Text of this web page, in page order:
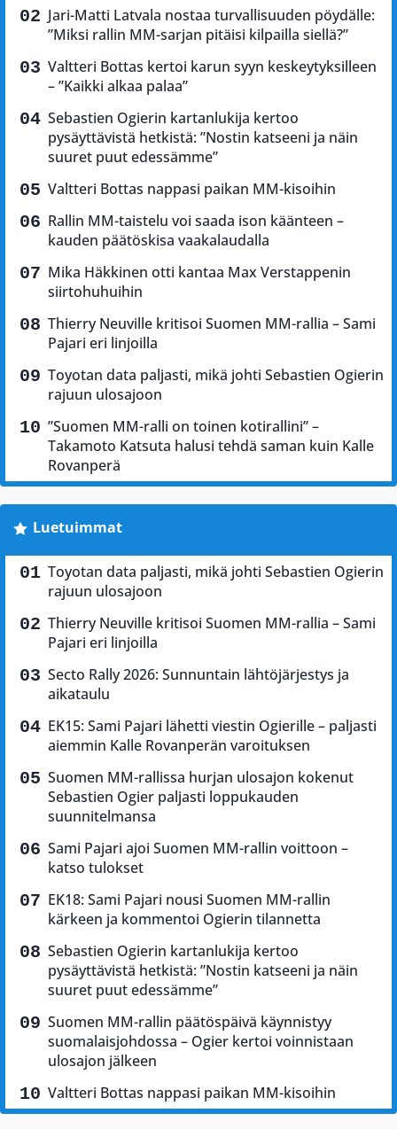
Jari-Matti Latvala nostaa turvallisuuden pöydälle:
”Miksi rallin MM-sarjan pitäisi kilpailla siellä?”
Valtteri Bottas kertoi karun syyn keskeytyksilleen
– ”Kaikki alkaa palaa”
Sebastien Ogierin kartanlukija kertoo
pysäyttävistä hetkistä: ”Nostin katseeni ja näin
suuret puut edessämme”
Valtteri Bottas nappasi paikan MM-kisoihin
Rallin MM-taistelu voi saada ison käänteen –
kauden päätöskisa vaakalaudalla
Mika Häkkinen otti kantaa Max Verstappenin
siirtohuhuihin
Thierry Neuville kritisoi Suomen MM-rallia – Sami
Pajari eri linjoilla
Toyotan data paljasti, mikä johti Sebastien Ogierin
rajuun ulosajoon
”Suomen MM-ralli on toinen kotirallini” –
Takamoto Katsuta halusi tehdä saman kuin Kalle
Rovanperä
Luetuimmat
Toyotan data paljasti, mikä johti Sebastien Ogierin
rajuun ulosajoon
Thierry Neuville kritisoi Suomen MM-rallia – Sami
Pajari eri linjoilla
Secto Rally 2026: Sunnuntain lähtöjärjestys ja
aikataulu
EK15: Sami Pajari lähetti viestin Ogierille – paljasti
aiemmin Kalle Rovanperän varoituksen
Suomen MM-rallissa hurjan ulosajon kokenut
Sebastien Ogier paljasti loppukauden
suunnitelmansa
Sami Pajari ajoi Suomen MM-rallin voittoon –
katso tulokset
EK18: Sami Pajari nousi Suomen MM-rallin
kärkeen ja kommentoi Ogierin tilannetta
Sebastien Ogierin kartanlukija kertoo
pysäyttävistä hetkistä: ”Nostin katseeni ja näin
suuret puut edessämme”
Suomen MM-rallin päätöspäivä käynnistyy
suomalaisjohdossa – Ogier kertoi voinnistaan
ulosajon jälkeen
Valtteri Bottas nappasi paikan MM-kisoihin